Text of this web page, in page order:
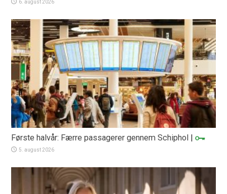
6. august 2026
Første halvår: Færre passagerer gennem Schiphol |
5. august 2026